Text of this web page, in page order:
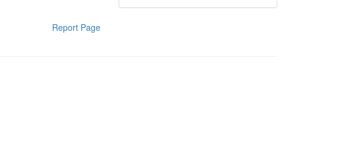
Report Page